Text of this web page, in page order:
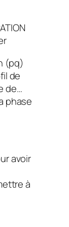
(pq)
de
de…
phase
avoir
à